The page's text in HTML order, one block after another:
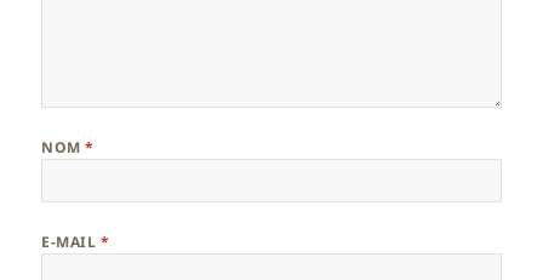
NOM*
E-MAIL *